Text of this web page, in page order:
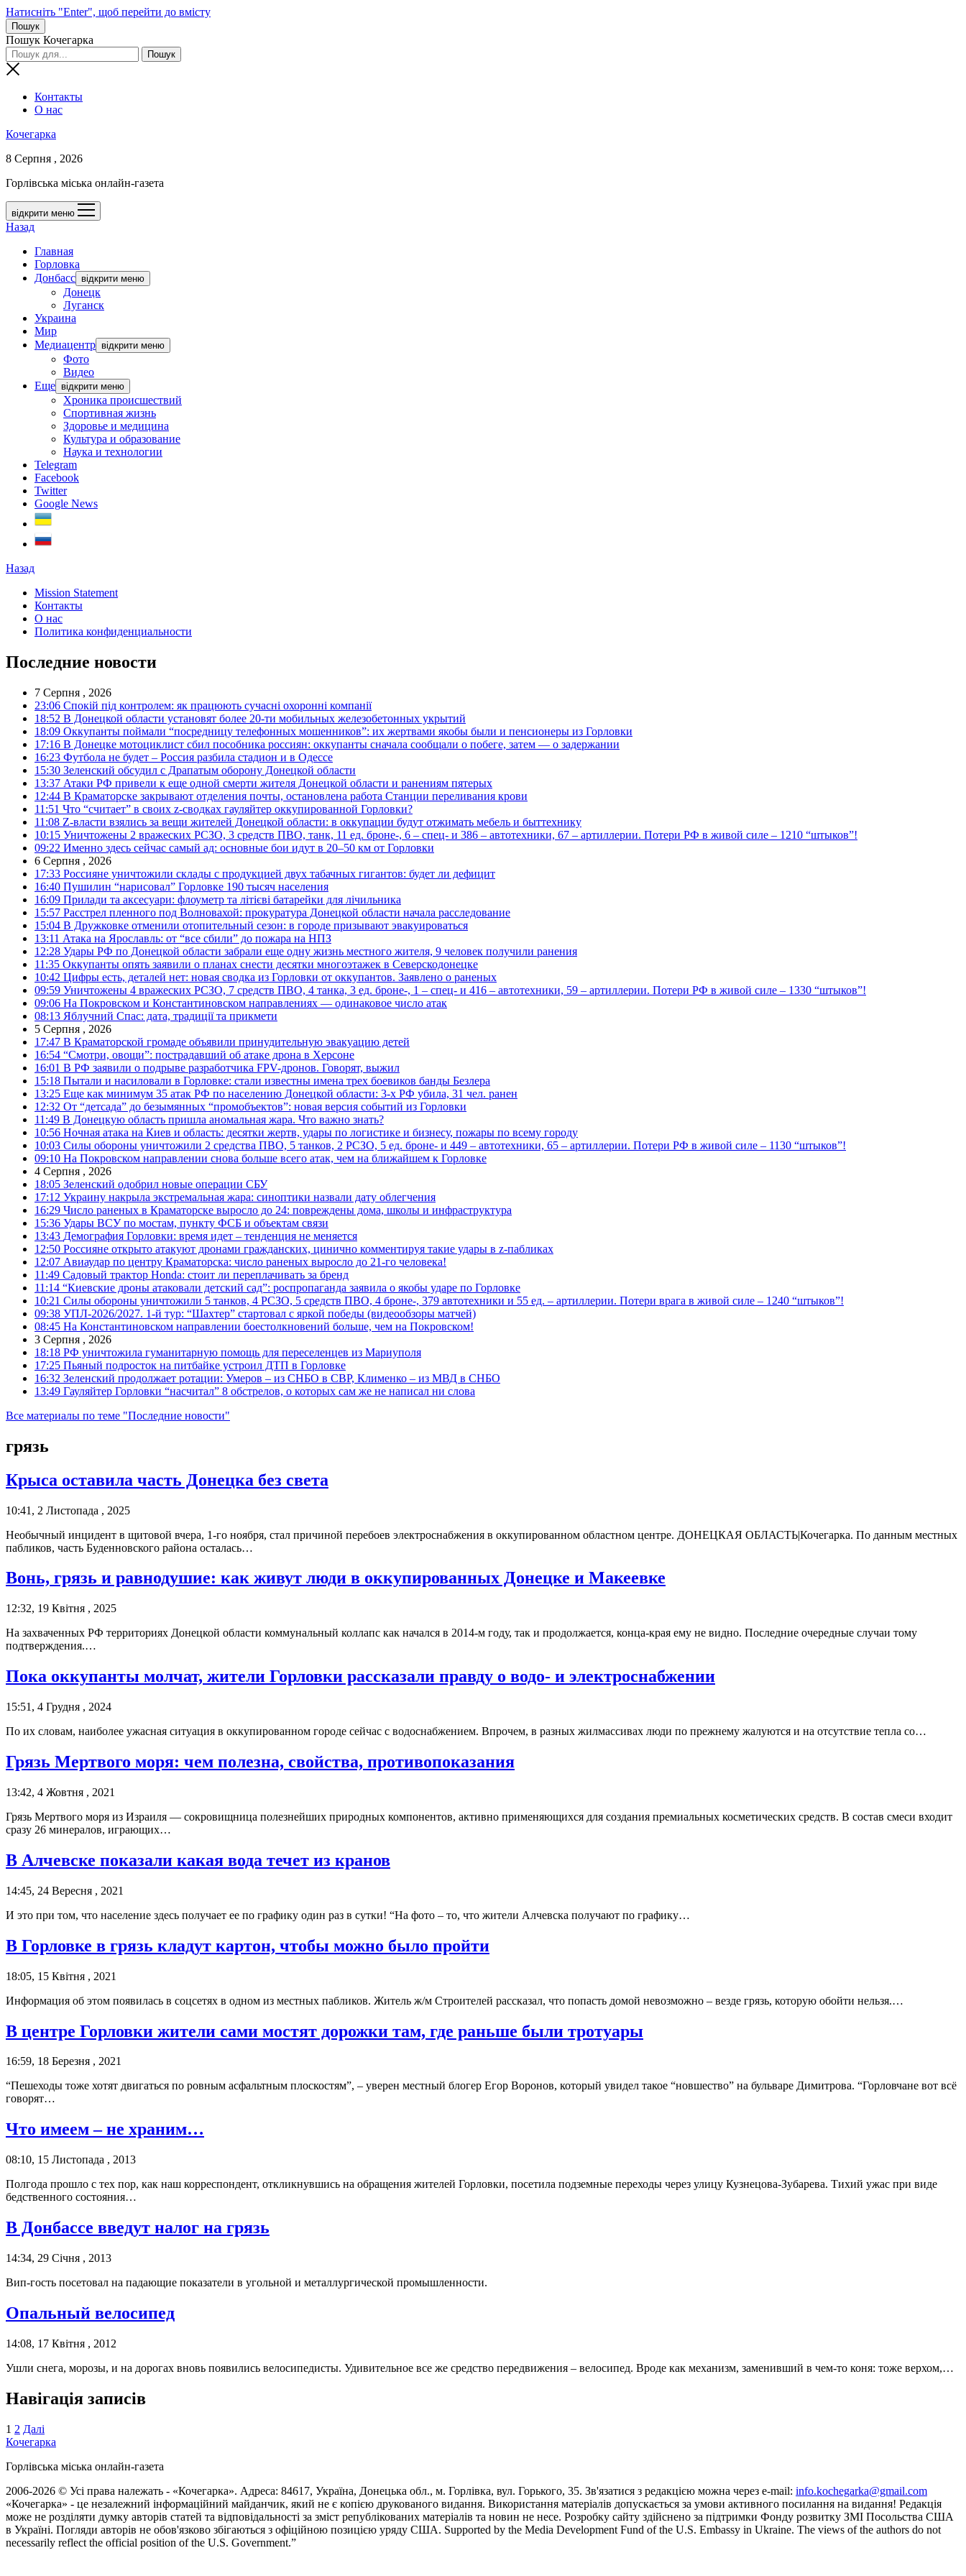
Натисніть "Enter", щоб перейти до вмісту
Пошук
Пошук Кочегарка
Контакты
О нас
Кочегарка
8 Серпня , 2026
Горлівська міська онлайн-газета
відкрити меню
Назад
Главная
Горловка
Донбасс відкрити меню
Донецк
Луганск
Украина
Мир
Медиацентр відкрити меню
Фото
Видео
Еще відкрити меню
Хроника происшествий
Спортивная жизнь
Здоровье и медицина
Культура и образование
Наука и технологии
Telegram
Facebook
Twitter
Google News
Назад
Mission Statement
Контакты
О нас
Политика конфиденциальности
Последние новости
7 Серпня , 2026
23:06 Спокій під контролем: як працюють сучасні охоронні компанії
18:52 В Донецкой области установят более 20-ти мобильных железобетонных укрытий
18:09 Оккупанты поймали “посредницу телефонных мошенников”: их жертвами якобы были и пенсионеры из Горловки
17:16 В Донецке мотоциклист сбил пособника россиян: оккупанты сначала сообщали о побеге, затем — о задержании
16:23 Футбола не будет – Россия разбила стадион и в Одессе
15:30 Зеленский обсудил с Драпатым оборону Донецкой области
13:37 Атаки РФ привели к еще одной смерти жителя Донецкой области и ранениям пятерых
12:44 В Краматорске закрывают отделения почты, остановлена работа Станции переливания крови
11:51 Что “считает” в своих z-сводках гауляйтер оккупированной Горловки?
11:08 Z-власти взялись за вещи жителей Донецкой области: в оккупации будут отжимать мебель и быттехнику
10:15 Уничтожены 2 вражеских РСЗО, 3 средств ПВО, танк, 11 ед. броне-, 6 – спец- и 386 – автотехники, 67 – артиллерии. Потери РФ в живой силе – 1210 “штыков”!
09:22 Именно здесь сейчас самый ад: основные бои идут в 20–50 км от Горловки
6 Серпня , 2026
17:33 Россияне уничтожили склады с продукцией двух табачных гигантов: будет ли дефицит
16:40 Пушилин “нарисовал” Горловке 190 тысяч населения
16:09 Прилади та аксесуари: флоуметр та літієві батарейки для лічильника
15:57 Расстрел пленного под Волновахой: прокуратура Донецкой области начала расследование
15:04 В Дружковке отменили отопительный сезон: в городе призывают эвакуироваться
13:11 Атака на Ярославль: от “все сбили” до пожара на НПЗ
12:28 Удары РФ по Донецкой области забрали еще одну жизнь местного жителя, 9 человек получили ранения
11:35 Оккупанты опять заявили о планах снести десятки многоэтажек в Северскодонецке
10:42 Цифры есть, деталей нет: новая сводка из Горловки от оккупантов. Заявлено о раненых
09:59 Уничтожены 4 вражеских РСЗО, 7 средств ПВО, 4 танка, 3 ед. броне-, 1 – спец- и 416 – автотехники, 59 – артиллерии. Потери РФ в живой силе – 1330 “штыков”!
09:06 На Покровском и Константиновском направлениях — одинаковое число атак
08:13 Яблучний Спас: дата, традиції та прикмети
5 Серпня , 2026
17:47 В Краматорской громаде объявили принудительную эвакуацию детей
16:54 “Смотри, овощи”: пострадавший об атаке дрона в Херсоне
16:01 В РФ заявили о подрыве разработчика FPV-дронов. Говорят, выжил
15:18 Пытали и насиловали в Горловке: стали известны имена трех боевиков банды Безлера
13:25 Еще как минимум 35 атак РФ по населению Донецкой области: 3-х РФ убила, 31 чел. ранен
12:32 От “детсада” до безымянных “промобъектов”: новая версия событий из Горловки
11:49 В Донецкую область пришла аномальная жара. Что важно знать?
10:56 Ночная атака на Киев и область: десятки жертв, удары по логистике и бизнесу, пожары по всему городу
10:03 Силы обороны уничтожили 2 средства ПВО, 5 танков, 2 РСЗО, 5 ед. броне- и 449 – автотехники, 65 – артиллерии. Потери РФ в живой силе – 1130 “штыков”!
09:10 На Покровском направлении снова больше всего атак, чем на ближайшем к Горловке
4 Серпня , 2026
18:05 Зеленский одобрил новые операции СБУ
17:12 Украину накрыла экстремальная жара: синоптики назвали дату облегчения
16:29 Число раненых в Краматорске выросло до 24: повреждены дома, школы и инфраструктура
15:36 Удары ВСУ по мостам, пункту ФСБ и объектам связи
13:43 Демография Горловки: время идет – тенденция не меняется
12:50 Россияне открыто атакуют дронами гражданских, цинично комментируя такие удары в z-пабликах
12:07 Авиаудар по центру Краматорска: число раненых выросло до 21-го человека!
11:49 Садовый трактор Honda: стоит ли переплачивать за бренд
11:14 “Киевские дроны атаковали детский сад”: роспропаганда заявила о якобы ударе по Горловке
10:21 Силы обороны уничтожили 5 танков, 4 РСЗО, 5 средств ПВО, 4 броне-, 379 автотехники и 55 ед. – артиллерии. Потери врага в живой силе – 1240 “штыков”!
09:38 УПЛ-2026/2027. 1-й тур: “Шахтер” стартовал с яркой победы (видеообзоры матчей)
08:45 На Константиновском направлении боестолкновений больше, чем на Покровском!
3 Серпня , 2026
18:18 РФ уничтожила гуманитарную помощь для переселенцев из Мариуполя
17:25 Пьяный подросток на питбайке устроил ДТП в Горловке
16:32 Зеленский продолжает ротации: Умеров – из СНБО в СВР, Клименко – из МВД в СНБО
13:49 Гауляйтер Горловки “насчитал” 8 обстрелов, о которых сам же не написал ни слова
Все материалы по теме "Последние новости"
грязь
Крыса оставила часть Донецка без света
10:41, 2 Листопада , 2025
Необычный инцидент в щитовой вчера, 1-го ноября, стал причиной перебоев электроснабжения в оккупированном областном центре. ДОНЕЦКАЯ ОБЛАСТЬ|Кочегарка. По данным местных
пабликов, часть Буденновского района осталась…
Вонь, грязь и равнодушие: как живут люди в оккупированных Донецке и Макеевке
12:32, 19 Квітня , 2025
На захваченных РФ территориях Донецкой области коммунальный коллапс как начался в 2014-м году, так и продолжается, конца-края ему не видно. Последние очередные случаи тому
подтверждения.…
Пока оккупанты молчат, жители Горловки рассказали правду о водо- и электроснабжении
15:51, 4 Грудня , 2024
По их словам, наиболее ужасная ситуация в оккупированном городе сейчас с водоснабжением. Впрочем, в разных жилмассивах люди по прежнему жалуются и на отсутствие тепла со…
Грязь Мертвого моря: чем полезна, свойства, противопоказания
13:42, 4 Жовтня , 2021
Грязь Мертвого моря из Израиля — сокровищница полезнейших природных компонентов, активно применяющихся для создания премиальных косметических средств. В состав смеси входит
сразу 26 минералов, играющих…
В Алчевске показали какая вода течет из кранов
14:45, 24 Вересня , 2021
И это при том, что население здесь получает ее по графику один раз в сутки! “На фото – то, что жители Алчевска получают по графику…
В Горловке в грязь кладут картон, чтобы можно было пройти
18:05, 15 Квітня , 2021
Информация об этом появилась в соцсетях в одном из местных пабликов. Житель ж/м Строителей рассказал, что попасть домой невозможно – везде грязь, которую обойти нельзя.…
В центре Горловки жители сами мостят дорожки там, где раньше были тротуары
16:59, 18 Березня , 2021
“Пешеходы тоже хотят двигаться по ровным асфальтным плоскостям”, – уверен местный блогер Егор Воронов, который увидел такое “новшество” на бульваре Димитрова. “Горловчане вот всё
говорят…
Что имеем – не храним…
08:10, 15 Листопада , 2013
Полгода прошло с тех пор, как наш корреспондент, откликнувшись на обращения жителей Горловки, посетила подземные переходы через улицу Кузнецова-Зубарева. Тихий ужас при виде
бедственного состояния…
В Донбассе введут налог на грязь
14:34, 29 Січня , 2013
Вип-гость посетовал на падающие показатели в угольной и металлургической промышленности.
Опальный велосипед
14:08, 17 Квітня , 2012
Ушли снега, морозы, и на дорогах вновь появились велосипедисты. Удивительное все же средство передвижения – велосипед. Вроде как механизм, заменивший в чем-то коня: тоже верхом,…
Навігація записів
1 2 Далі
Кочегарка
Горлівська міська онлайн-газета
2006-2026 © Усі права належать - «Кочегарка». Адреса: 84617, Україна, Донецька обл., м. Горлівка, вул. Горького, 35. Зв'язатися з редакцією можна через e-mail: info.kochegarka@gmail.com
«Кочегарка» - це незалежний інформаційний майданчик, який не є копією друкованого видання. Використання матеріалів допускається за умови активного посилання на видання! Редакція
може не розділяти думку авторів статей та відповідальності за зміст републікованих матеріалів та новин не несе. Розробку сайту здійснено за підтримки Фонду розвитку ЗМІ Посольства США
в Україні. Погляди авторів не обов'язково збігаються з офіційною позицією уряду США. Supported by the Media Development Fund of the U.S. Embassy in Ukraine. The views of the authors do not
necessarily reflect the official position of the U.S. Government.”